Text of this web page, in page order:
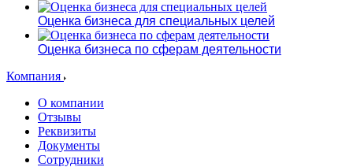
Оценка бизнеса для специальных целей
Оценка бизнеса по сферам деятельности
Компания
О компании
Отзывы
Реквизиты
Документы
Сотрудники